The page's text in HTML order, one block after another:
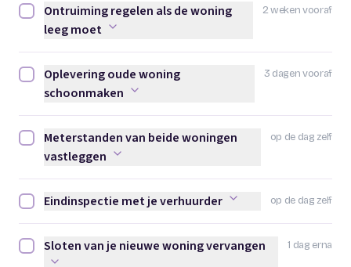
2 weken vooraf
Ontruiming regelen als de woning leeg moet afvinken
Ontruiming regelen als de woning
leeg moet
3 dagen vooraf
Oplevering oude woning schoonmaken afvinken
Oplevering oude woning
schoonmaken
op de dag zelf
Meterstanden van beide woningen vastleggen afvinken
Meterstanden van beide woningen
vastleggen
op de dag zelf
Eindinspectie met je verhuurder afvinken
Eindinspectie met je verhuurder
1 dag erna
Sloten van je nieuwe woning vervangen afvinken
Sloten van je nieuwe woning vervangen